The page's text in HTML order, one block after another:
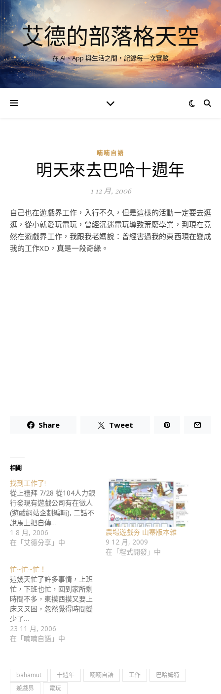
艾德的部落格天空
在 AI、App 與生活之間，記錄每一次實驗
喃喃自語
明天來去巴哈十週年
1 12 月, 2006
自己也在遊戲界工作，入行不久，但是這樣的活動一定要去逛
逛，從小就愛玩電玩，曾經沉迷電玩導致荒廢學業，到現在竟
然在遊戲界工作，我跟我老媽說：曾經害過我的東西現在變成
我的工作XD，真是一段奇緣。
Share Tweet
相關
找到工作了!
從上禮拜 7/28 從104人力銀
行發現有遊戲公司有在徵人
(遊戲網站企劃編輯), 二話不
說馬上把自傳…
1 8 月, 2006
在「艾德分享」中
農場遊戲夯 山寨版本雜
9 12 月, 2009
在「程式開發」中
忙~忙~忙！
這幾天忙了許多事情，上班
忙，下班也忙，回到家所剩
時間不多，東摸西摸又要上
床ㄡㄡ困，忽然覺得時間變
少了…
23 11 月, 2006
在「喃喃自語」中
bahamut 十週年 喃喃自語 工作
巴哈姆特
遊戲界
電玩